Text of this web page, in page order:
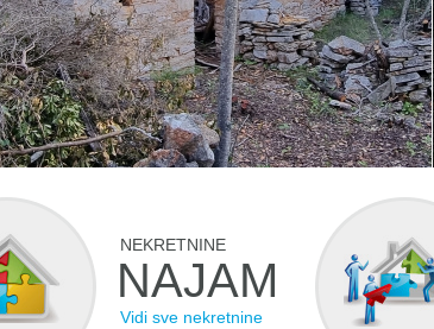
NEKRETNINE
NAJAM
Vidi sve nekretnine